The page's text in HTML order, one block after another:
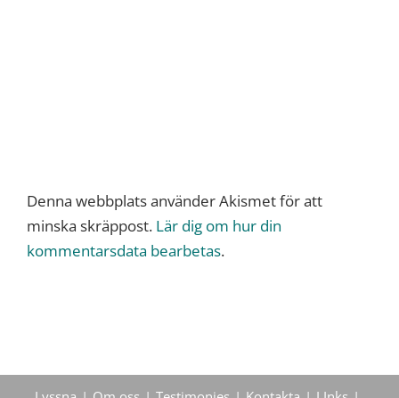
Denna webbplats använder Akismet för att
minska skräppost. Lär dig om hur din
kommentarsdata bearbetas.